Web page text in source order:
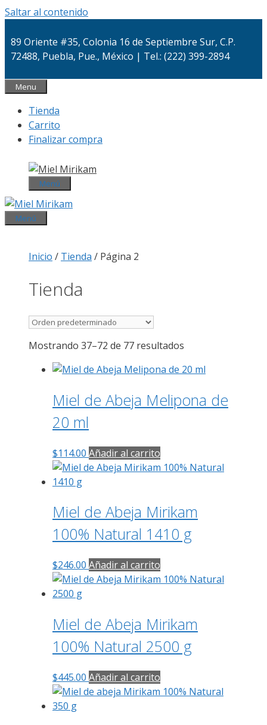
Saltar al contenido
89 Oriente #35, Colonia 16 de Septiembre Sur, C.P.
72488, Puebla, Pue., México | Tel.: (222) 399-2894
Menu
Tienda
Carrito
Finalizar compra
Menú
Menú
Inicio / Tienda / Página 2
Tienda
Mostrando 37–72 de 77 resultados
Miel de Abeja Melipona de
20 ml
$114.00 Añadir al carrito
Miel de Abeja Mirikam
100% Natural 1410 g
$246.00 Añadir al carrito
Miel de Abeja Mirikam
100% Natural 2500 g
$445.00 Añadir al carrito